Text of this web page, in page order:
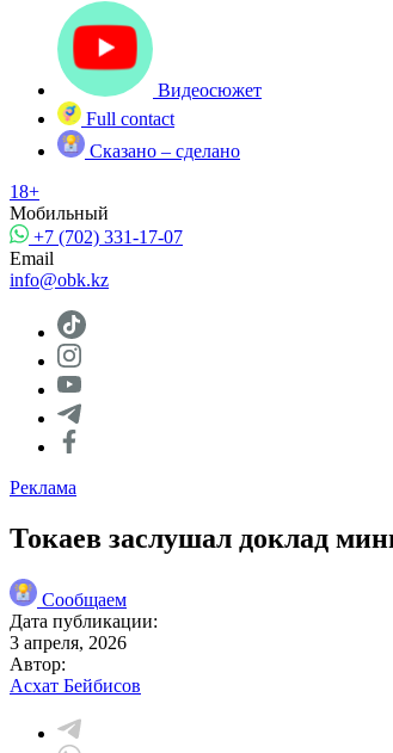
Видеосюжет
Full contact
Сказано – сделано
18+
Мобильный
+7 (702) 331-17-07
Email
info@obk.kz
Реклама
Токаев заслушал доклад
Сообщаем
Дата публикации:
3 апреля, 2026
Автор:
Асхат Бейбисов